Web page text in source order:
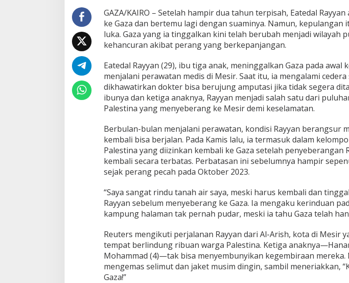
GAZA/KAIRO – Setelah hampir dua tahun terpisah, Eatedal
ke Gaza dan bertemu lagi dengan suaminya. Namun, kepulangan
luka. Gaza yang ia tinggalkan kini telah berubah menjadi wilayah
kehancuran akibat perang yang berkepanjangan.
Eatedal Rayyan (29), ibu tiga anak, meninggalkan Gaza pada awal
menjalani perawatan medis di Mesir. Saat itu, ia mengalami
dikhawatirkan dokter bisa berujung amputasi jika tidak segera
ibunya dan ketiga anaknya, Rayyan menjadi salah satu dari
Palestina yang menyeberang ke Mesir demi keselamatan.
Berbulan-bulan menjalani perawatan, kondisi Rayyan berangsur
kembali bisa berjalan. Pada Kamis lalu, ia termasuk dalam
Palestina yang diizinkan kembali ke Gaza setelah penyeberangan
kembali secara terbatas. Perbatasan ini sebelumnya hampir
sejak perang pecah pada Oktober 2023.
“Saya sangat rindu tanah air saya, meski harus kembali dan
Rayyan sebelum menyeberang ke Gaza. Ia mengaku kerinduan
kampung halaman tak pernah pudar, meski ia tahu Gaza telah
Reuters mengikuti perjalanan Rayyan dari Al-Arish, kota di Mesir
tempat berlindung ribuan warga Palestina. Ketiga
Mohammad (4)—tak bisa menyembunyikan kegembiraan mereka.
mengemas selimut dan jaket musim dingin, sambil meneriakkan,
Gaza!”